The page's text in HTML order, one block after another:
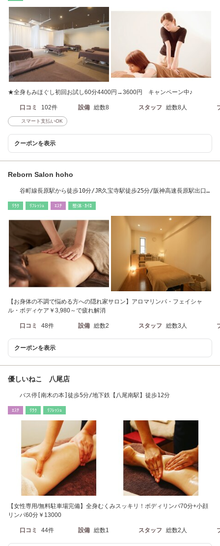
★全身もみほぐし初回お試し60分4400円→3600円 キャンペーン中♪
口コミ 102件 設備 総数8 スタッフ 総数8人
スマート支払いOK
クーポンを表示
Reborn Salon hoho
谷町線長原駅から徒歩10分/JR久宝寺駅徒歩25分/阪神高速長原駅出口か
ﾘﾗｸ ﾘﾌﾚｯｼｭ ｴｽﾃ 整体･ｶｲﾛ
【お身体の不調で悩める方への隠れ家サロン】アロマリンパ・フェイシャ
ル・ボディケア￥3,980～で疲れ解消
口コミ 48件 設備 総数2 スタッフ 総数3人
クーポンを表示
優しいねこ 八尾店
バス停[南木の本]徒歩5分/地下鉄【八尾南駅】徒歩12分
ｴｽﾃ ﾘﾗｸ ﾘﾌﾚｯｼｭ
【女性専用/無料駐車場完備】全身むくみスッキリ！ボディリンパ70分+小顔
リンパ60分￥13000
口コミ 44件 設備 総数1 スタッフ 総数2人